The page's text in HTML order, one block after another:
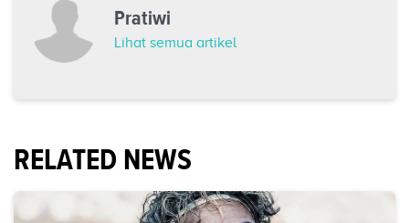
Pratiwi
Lihat semua artikel
RELATED NEWS